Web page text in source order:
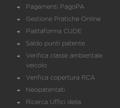
Pagamenti PagoPA
Gestione Pratiche Online
Piattaforma CUDE
Saldo punti patente
Verifica classe ambientale
veicolo
Verifica copertura RCA
Neopatentati
Ricerca Uffici della